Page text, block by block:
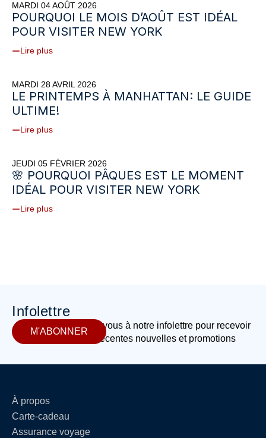
MARDI 04 AOÛT 2026
POURQUOI LE MOIS D’AOÛT EST IDÉAL
POUR VISITER NEW YORK
Lire plus
MARDI 28 AVRIL 2026
LE PRINTEMPS À MANHATTAN: LE GUIDE
ULTIME!
Lire plus
JEUDI 05 FÉVRIER 2026
🌸 POURQUOI PÂQUES EST LE MOMENT
IDÉAL POUR VISITER NEW YORK
Lire plus
Infolettre
Abonnez-vous à notre infolettre pour recevoir
les plus récentes nouvelles et promotions
M'ABONNER
À propos
Carte-cadeau
Assurance voyage